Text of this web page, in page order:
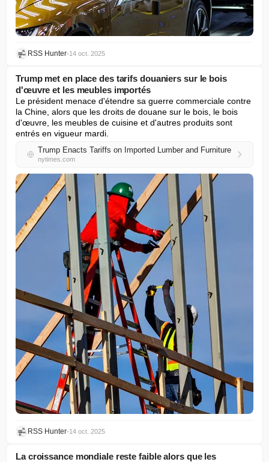
RSS Hunter•14 oct. 2025
Trump met en place des tarifs douaniers sur le bois
d'œuvre et les meubles importés
Le président menace d'étendre sa guerre commerciale contre
la Chine, alors que les droits de douane sur le bois, le bois
d'œuvre, les meubles de cuisine et d'autres produits sont
entrés en vigueur mardi.
Trump Enacts Tariffs on Imported Lumber and Furniture
nytimes.com
RSS Hunter•14 oct. 2025
La croissance mondiale reste faible alors que les